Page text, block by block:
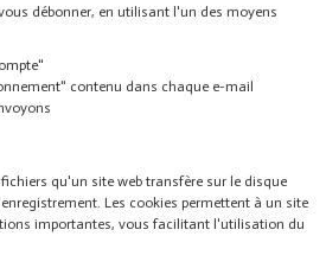
débonner, en utilisant l'un des moyens
contenu dans chaque e-mail
qu'un site web transfère sur le disque
Les cookies permettent à un site
importantes, vous facilitant l'utilisation du